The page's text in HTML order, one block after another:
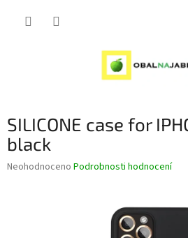
SILICONE case for
black
Průměrné
Neohodnoceno Podrobnosti hodnocení